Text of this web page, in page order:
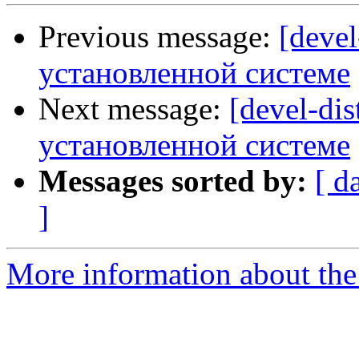
Previous message:
установленной системе
Next message: [devel-
установленной системе
Messages sorted by: [
]
More information about